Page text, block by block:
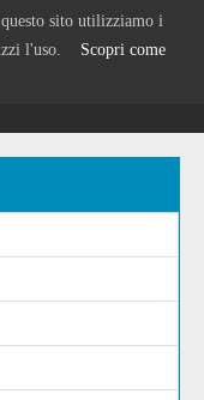
sito utilizziamo i
l'uso. Scopri come